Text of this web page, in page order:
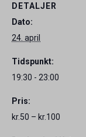
DETALJER
Dato:
24. april
Tidspunkt:
19:30 - 23:00
Pris:
kr.50 – kr.100